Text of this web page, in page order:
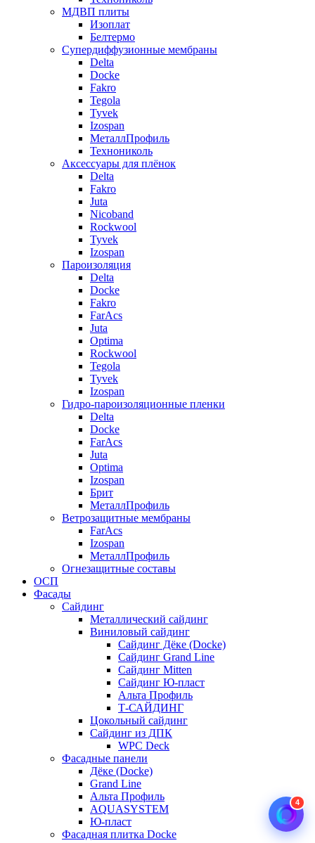
МДВП плиты
Изоплат
Белтермо
Супердиффузионные мембраны
Delta
Docke
Fakro
Tegola
Tyvek
Izospan
МеталлПрофиль
Технониколь
Аксессуары для плёнок
Delta
Fakro
Juta
Nicoband
Rockwool
Tyvek
Izospan
Пароизоляция
Delta
Docke
Fakro
FarAcs
Juta
Optima
Rockwool
Tegola
Tyvek
Izospan
Гидро-пароизоляционные пленки
Delta
Docke
FarAcs
Juta
Optima
Izospan
Брит
МеталлПрофиль
Ветрозащитные мембраны
FarAcs
Izospan
МеталлПрофиль
Огнезащитные составы
ОСП
Фасады
Сайдинг
Металлический сайдинг
Виниловый сайдинг
Сайдинг Дёке (Docke)
Сайдинг Grand Line
Сайдинг Mitten
Сайдинг Ю-пласт
Альта Профиль
Т-САЙДИНГ
Цокольный сайдинг
Сайдинг из ДПК
WPC Deck
Фасадные панели
Дёке (Docke)
Grand Line
Альта Профиль
AQUASYSTEM
Ю-пласт
Фасадная плитка Docke
4